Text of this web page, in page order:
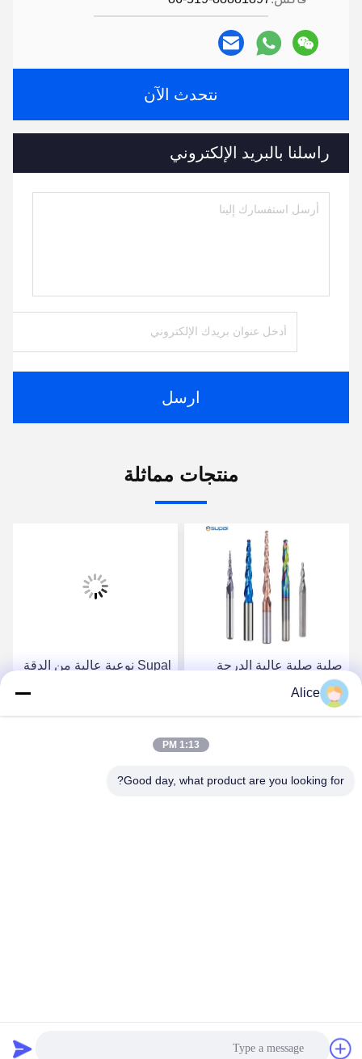
نتحدث الآن
راسلنا بالبريد الإلكتروني
ارسل
منتجات مماثلة
صلبة صلبة عالية الدرجة
كربيد راوتر بيت لتطبيقات
صناعة الخشب الدقيقة
احصل على أفضل سعر
Supal نوعية عالية من الدقة
Alice
1:13 PM
Good day, what product are you looking for?